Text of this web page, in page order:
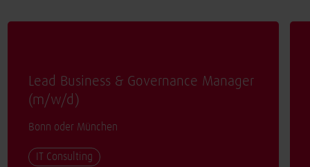
Lead Business & Governance Manager
(m/w/d )
Bonn oder München
IT Consulting